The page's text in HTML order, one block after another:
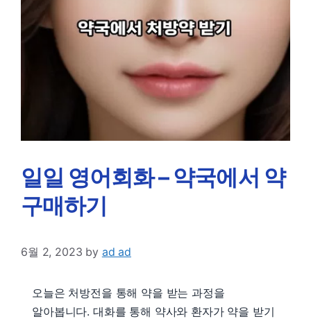
일일 영어회화 – 약국에서 약
구매하기
6월 2, 2023 by ad ad
오늘은 처방전을 통해 약을 받는 과정을
알아봅니다. 대화를 통해 약사와 환자가 약을 받기